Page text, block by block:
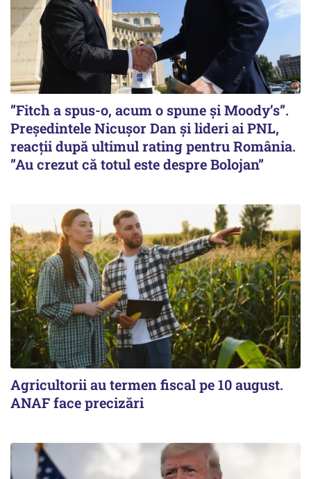
”Fitch a spus-o, acum o spune și Moody’s”.
Președintele Nicușor Dan și lideri ai PNL,
reacții după ultimul rating pentru România.
”Au crezut că totul este despre Bolojan”
Agricultorii au termen fiscal pe 10 august.
ANAF face precizări